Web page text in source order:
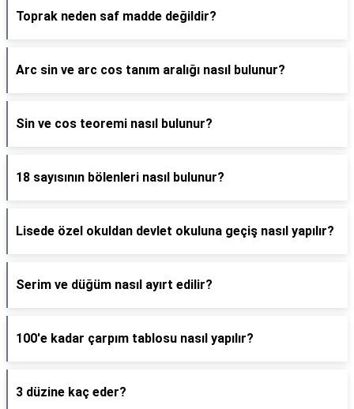
Toprak neden saf madde değildir?
Arc sin ve arc cos tanım aralığı nasıl bulunur?
Sin ve cos teoremi nasıl bulunur?
18 sayısının bölenleri nasıl bulunur?
Lisede özel okuldan devlet okuluna geçiş nasıl yapılır?
Serim ve düğüm nasıl ayırt edilir?
100'e kadar çarpım tablosu nasıl yapılır?
3 düzine kaç eder?